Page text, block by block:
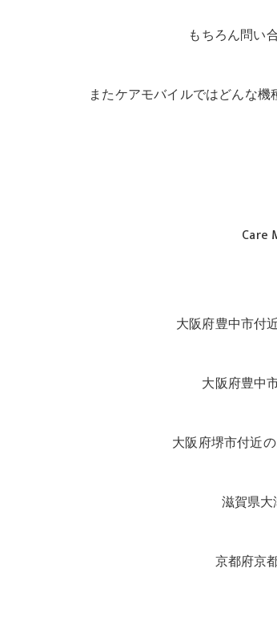
もちろん問い
またケアモバイルではどんな
Care
大阪府豊中市付
大阪府豊中
大阪府堺市付近
滋賀県
京都府京